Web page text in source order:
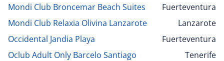
Mondi Club Broncemar Beach Suites
Fuerteventura
Mondi Club Relaxia Olivina Lanzarote
Lanzarote
Occidental Jandia Playa
Fuerteventura
Oclub Adult Only Barcelo Santiago
Tenerife